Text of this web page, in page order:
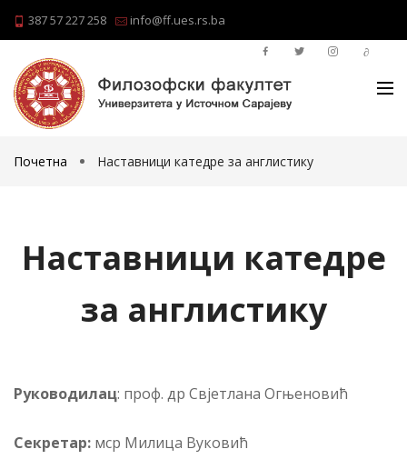
387 57 227 258 info@ff.ues.rs.ba
Почетна Наставници катедре за англистику
Наставници катедре
за англистику
Ру­ко­во­ди­лац: проф. др Свјетлана Огњеновић
Секретар: мср Милица Вуковић